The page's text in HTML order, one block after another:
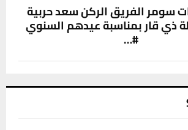
سومر الفريق الركن سعد حربية
ذي قار بمناسبة عيدهم السنوي
#…